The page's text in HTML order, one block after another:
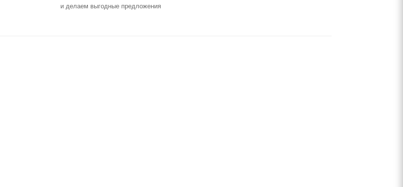
и делаем выгодные предложения